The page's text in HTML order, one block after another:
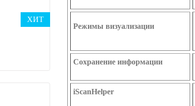
ХИТ
Режимы визуализации
Сохранение информации
iScanHelper